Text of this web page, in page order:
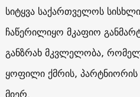
სიტყვა საქართველოს
ჩაწერილიყო მკაფიო
განზრახ მკვლელობა,
ყოფილი ქმრის,